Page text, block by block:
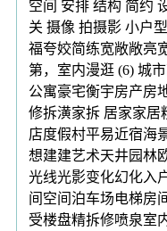
空间 安排 结构 简约
关 摄像 拍摄影 小户
福夸姣简练宽敞敞亮
第，室内漫逛 (6) 城
公寓豪宅衡宇房产房
修拆潢家拆 居家家居
店度假村平易近宿海
想建建艺术天井园林
光线光影变化幻化入
间空间泊车场电梯房
受楼盘精拆修喷泉室